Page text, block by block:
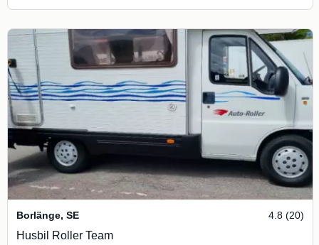
Borlänge, SE 4.8 (20)
Husbil Roller Team